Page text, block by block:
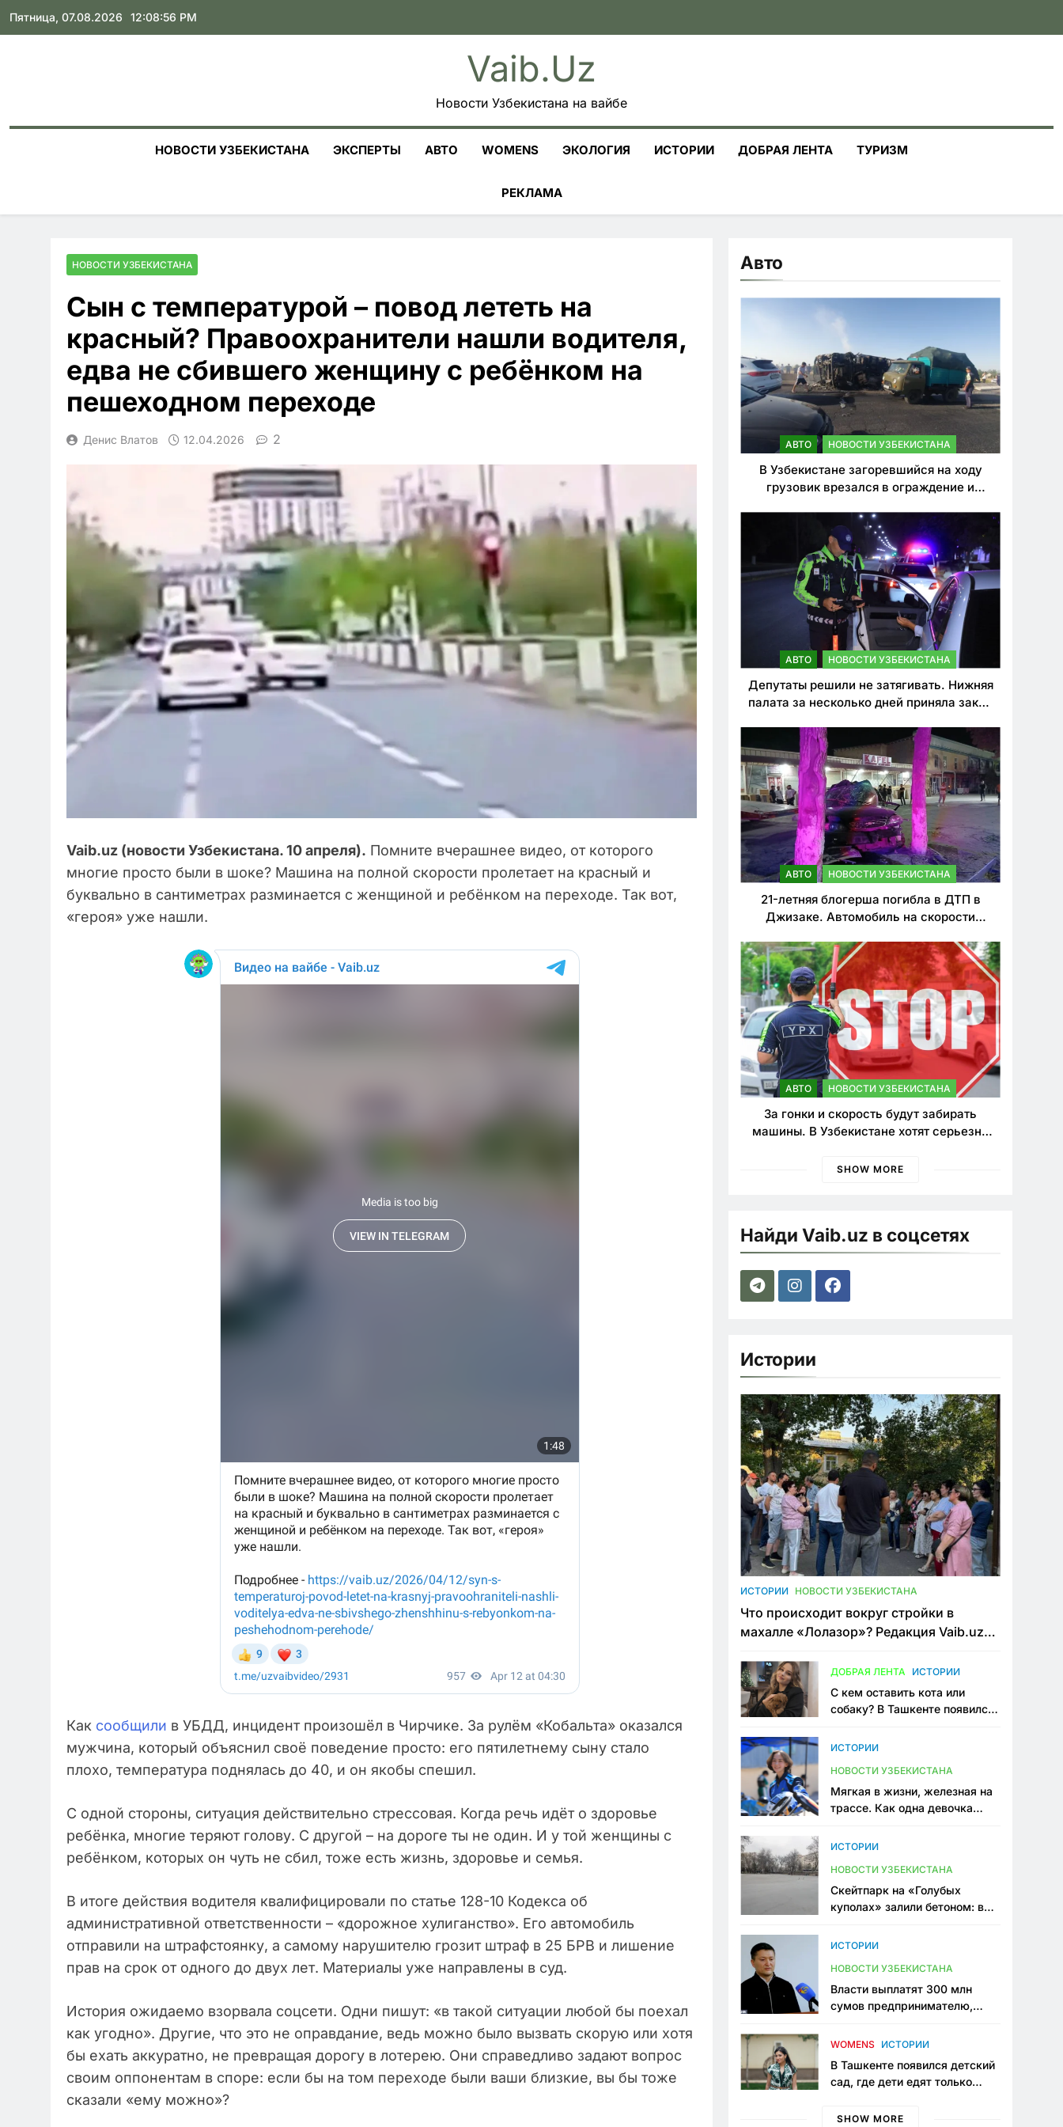
Skip
Пятница, 07.08.2026 12:08:58 PM
Vaib.uz
Новости Узбекистана на вайбе
НОВОСТИ УЗБЕКИСТАНА ЭКСПЕРТЫ АВТО WOMENS ЭКОЛОГИЯ ИСТОРИИ ДОБРАЯ ЛЕНТА ТУРИЗМ
РЕКЛАМА
НОВОСТИ УЗБЕКИСТАНА
Сын с температурой – повод лететь на
красный? Правоохранители нашли водителя,
едва не сбившего женщину с ребёнком на
пешеходном переходе
Денис Влатов 12.04.2026 2
Vaib.uz (новости Узбекистана. 10 апреля). Помните вчерашнее видео, от которого
многие просто были в шоке? Машина на полной скорости пролетает на красный и
буквально в сантиметрах разминается с женщиной и ребёнком на переходе. Так вот,
«героя» уже нашли.
Как сообщили в УБДД, инцидент произошёл в Чирчике. За рулём «Кобальта» оказался
мужчина, который объяснил своё поведение просто: его пятилетнему сыну стало
плохо, температура поднялась до 40, и он якобы спешил.
С одной стороны, ситуация действительно стрессовая. Когда речь идёт о здоровье
ребёнка, многие теряют голову. С другой – на дороге ты не один. И у той женщины с
ребёнком, которых он чуть не сбил, тоже есть жизнь, здоровье и семья.
В итоге действия водителя квалифицировали по статье 128-10 Кодекса об
административной ответственности – «дорожное хулиганство». Его автомобиль
отправили на штрафстоянку, а самому нарушителю грозит штраф в 25 БРВ и лишение
прав на срок от одного до двух лет. Материалы уже направлены в суд.
История ожидаемо взорвала соцсети. Одни пишут: «в такой ситуации любой бы поехал
как угодно». Другие, что это не оправдание, ведь можно было вызвать скорую или хотя
бы ехать аккуратно, не превращая дорогу в лотерею. Они справедливо задают вопрос
своим оппонентам в споре: если бы на том переходе были ваши близкие, вы бы тоже
сказали «ему можно»?
Авто
АВТО НОВОСТИ УЗБЕКИСТАНА
В Узбекистане загоревшийся на ходу
грузовик врезался в ограждение и
АВТО НОВОСТИ УЗБЕКИСТАНА
Депутаты решили не затягивать. Нижняя
палата за несколько дней приняла закон
нарушителей ПДД
АВТО НОВОСТИ УЗБЕКИСТАНА
21-летняя блогерша погибла в ДТП в
Джизаке. Автомобиль на скорости
АВТО НОВОСТИ УЗБЕКИСТАНА
За гонки и скорость будут забирать
машины. В Узбекистане хотят серьезно
SHOW MORE
Найди Vaib.uz в соцсетях
Истории
ИСТОРИИ НОВОСТИ УЗБЕКИСТАНА
Что происходит вокруг стройки в
махалле «Лолазор»? Редакция Vaib.uz
конфликта
ДОБРАЯ ЛЕНТА ИСТОРИИ
С кем оставить кота или
собаку? В Ташкенте появился
ИСТОРИИ
НОВОСТИ УЗБЕКИСТАНА
Мягкая в жизни, железная на
трассе. Как одна девочка
Узбекистане
ИСТОРИИ
НОВОСТИ УЗБЕКИСТАНА
Скейтпарк на «Голубых
куполах» залили бетоном: в
одно общественное
ИСТОРИИ
НОВОСТИ УЗБЕКИСТАНА
Власти выплатят 300 млн
сумов предпринимателю,
тюрьме по незаконному
WOMENS ИСТОРИИ
В Ташкенте появился детский
сад, где дети едят только
мама, которая устала просить
SHOW MORE